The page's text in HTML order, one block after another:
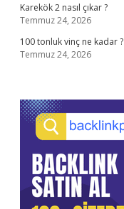
Karekök 2 nasıl çıkar ?
Temmuz 24, 2026
100 tonluk vinç ne kadar ?
Temmuz 24, 2026